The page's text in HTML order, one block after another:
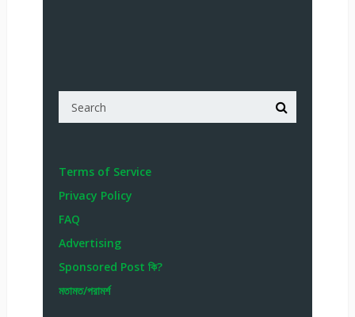
Terms of Service
Privacy Policy
FAQ
Advertising
Sponsored Post কি?
মতামত/পরামর্শ